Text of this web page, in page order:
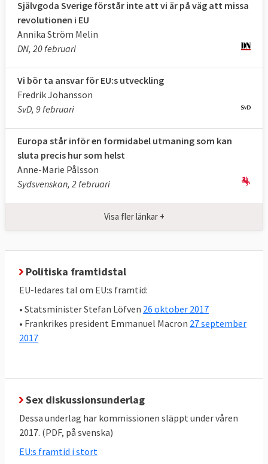
ledarnaför de fem viktigaste EU-
institutionerna fram en
samarbetet kan fördjupas. I tre steg fram
gemensamt finansdepartement för
euroländerna.
I oktober 2017 presenteradeEuropeiska
rådets ordförande Donald Tusk sitt förslag
på hur arbetet ska läggas upp och vilka
möten som ska äga rum i en
med länder utanför EU är inte med.
2018
diskutera EU-parlamentets
sammanställning efter brexit då 73 brittiska
huruvida man ska införa en
gränsöverskridande valsedel inför EU-valet
2019 där man kan rösta på kandidater inte
bara från sitt eget land. Vidare ska det så
kallade toppkandidatsystemet diskuteras
Självgoda Sverige förstår inte att vi är på väg att missa
revolutionen i EU
Annika Ström Melin
DN, 20 februari
Vi bör ta ansvar för EU:s utveckling
Fredrik Johansson
SvD, 9 februari
Europa står inför en formidabel utmaning som kan
sluta precis hur som helst
Anne-Marie Pålsson
Sydsvenskan, 2 februari
Visa fler länkar +
Politiska framtidstal
EU-ledares tal om EU:s framtid:
• Statsminister Stefan Löfven 26 oktober 2017
• Frankrikes president Emmanuel Macron 27 september
2017
Sex diskussionsunderlag
Dessa underlag har kommissionen släppt under våren
2017. (PDF, på svenska)
EU:s framtid i stort